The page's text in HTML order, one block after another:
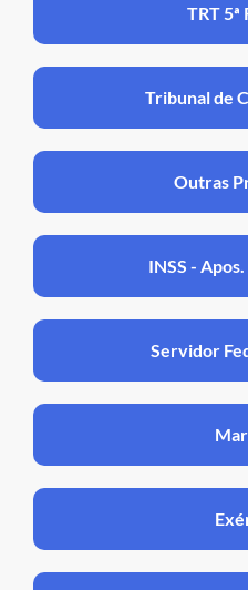
TRT 5ª
Tribunal de
Outras
INSS -
Servidor